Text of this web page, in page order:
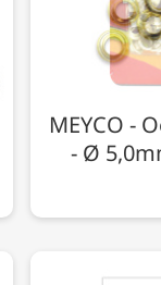
MEYCO -
- Ø